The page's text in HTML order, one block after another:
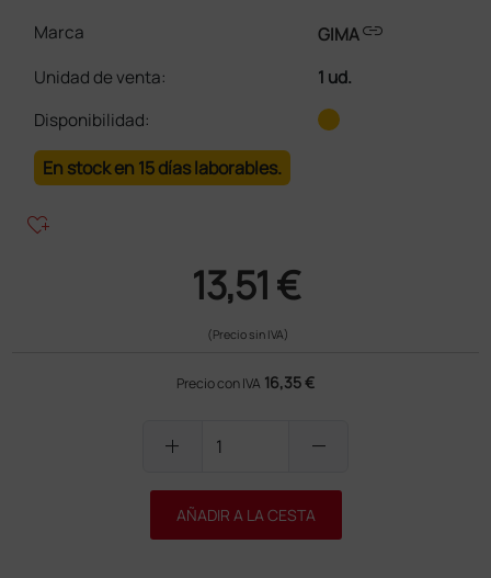
Marca
GIMAlink
Unidad de venta:
1 ud.
Disponibilidad:
En stock en 15 días laborables.
heart_plus
13,51 €
(Precio sin IVA)
Precio con IVA 16,35 €
add remove
AÑADIR A LA CESTA